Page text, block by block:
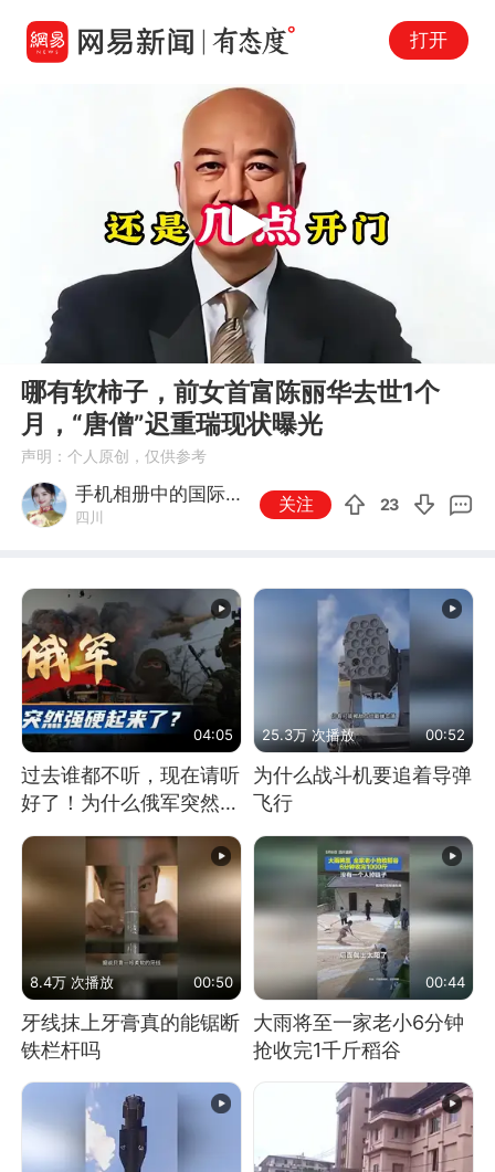
打开
00:00 08:08
Play
哪有软柿子，前女首富陈丽华去世1个
月，“唐僧”迟重瑞现状曝光
声明：个人原创，仅供参考
手机相册中的国际风
云
四川
关注 23
04:05
过去谁都不听，现在请听
好了！为什么俄军突然强
25.3万 次播放 00:52
为什么战斗机要追着导弹
飞行
8.4万 次播放 00:50
牙线抹上牙膏真的能锯断
铁栏杆吗
00:44
大雨将至一家老小6分钟
抢收完1千斤稻谷